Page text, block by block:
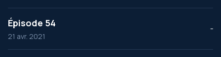
Épisode 54
21 avr. 2021
--